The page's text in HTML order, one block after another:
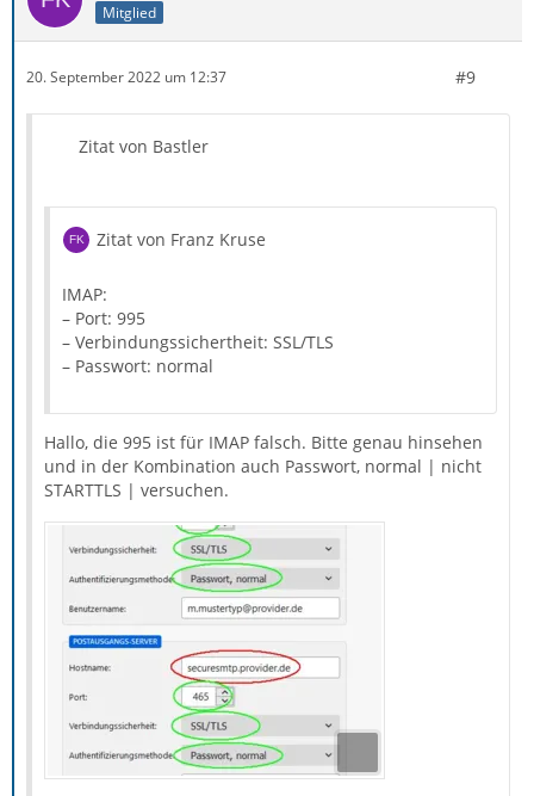
Mitglied
20. September 2022 um 12:37 #9
Zitat von Bastler
Zitat von Franz Kruse
IMAP:
– Port: 995
– Verbindungssichertheit: SSL/TLS
– Passwort: normal
Hallo, die 995 ist für IMAP falsch. Bitte genau hinsehen
und in der Kombination auch Passwort, normal | nicht
STARTTLS | versuchen.